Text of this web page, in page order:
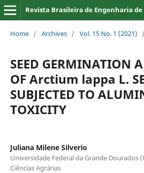
Revista Brasileira de Engenharia
Home / Archives / Vol. 15 No. 1 (2021) /
SEED GERMINATION
OF Arctium lappa L.
SUBJECTED TO
TOXICITY
Juliana Milene Silverio
Universidade Federal da Grande Dourados
Ciências Agrárias